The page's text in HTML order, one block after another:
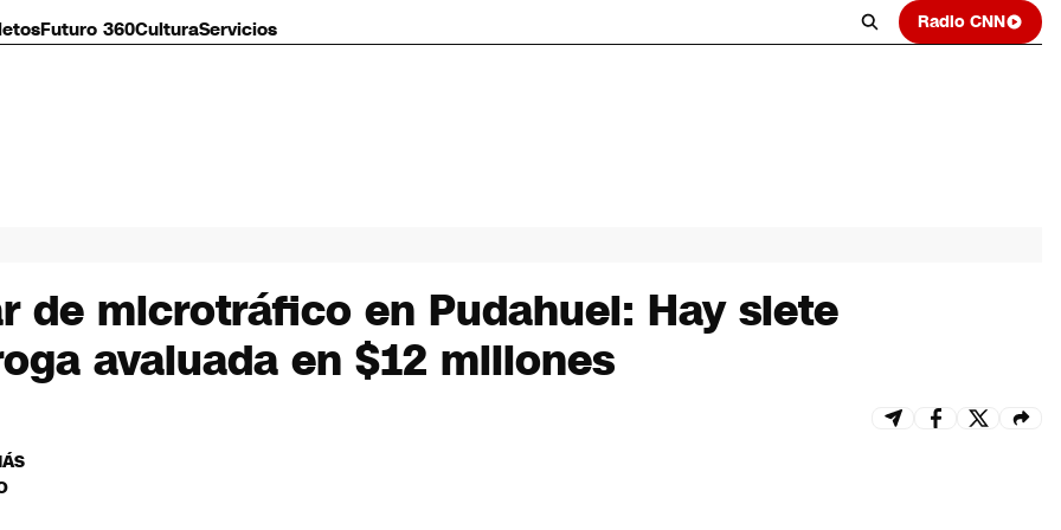
Futuro 360CulturaServicios Radio CNN
de microtráfico en Pudahuel: Hay siete
avaluada en $12 millones